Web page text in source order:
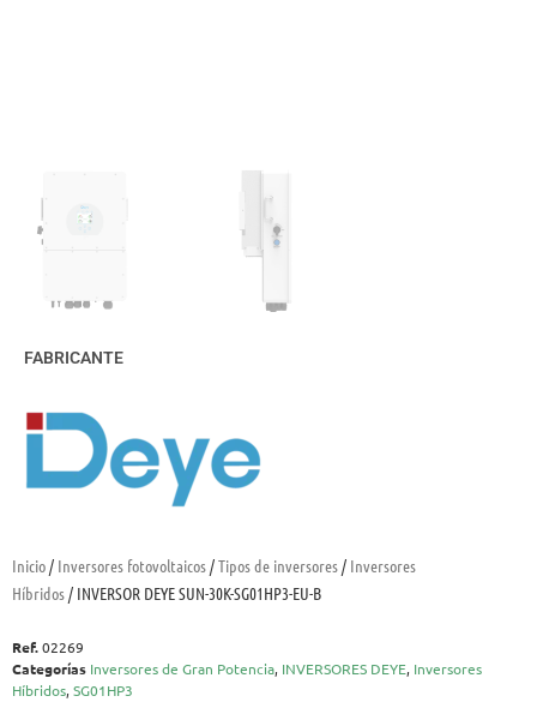
Inicio/ Inversores fotovoltaicos/Tipos de inversores/ Inversores
Híbridos/ INVERSOR DEYE SUN-30K-SG01HP3-EU-B
Ref.02269
Categorías Inversores de Gran Potencia, INVERSORES DEYE, Inversores
Híbridos,SG01HP3
FABRICANTE